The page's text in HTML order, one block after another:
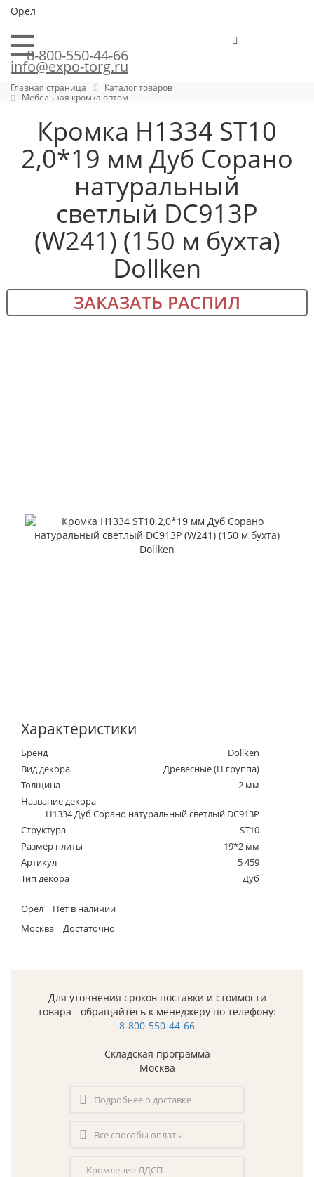
Орел
8-800-550-44-66
info@expo-torg.ru
Главная страница
Каталог товаров
Мебельная кромка оптом
Кромка H1334 ST10
2,0*19 мм Дуб Сорано
натуральный
светлый DC913P
(W241) (150 м бухта)
Dollken
ЗАКАЗАТЬ РАСПИЛ
Характеристики
Бренд
Dollken
Вид декора
Древесные (Н группа)
Толщина
2 мм
Название декора
H1334 Дуб Сорано натуральный светлый DC913P
Структура
ST10
Размер плиты
19*2 мм
Артикул
5 459
Тип декора
Дуб
Орел
Нет в наличии
Москва
Достаточно
Для уточнения сроков поставки и стоимости
товара - обращайтесь к менеджеру по телефону:
8-800-550-44-66
Складская программа
Москва
Подробнее о доставке
Все способы оплаты
Кромление ЛДСП